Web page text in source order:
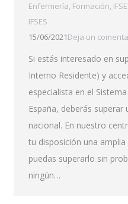
Enfermería, Formación,
IFSES
15/06/2021Deja un
Si estás interesado en
Interno Residente) y
especialista en el
España, deberás
nacional. En nuestro
tu disposición una
puedas superarlo sin
ningún…